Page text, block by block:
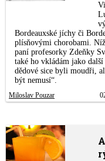
Bordeauxské jíchy či
plísňovými chorobami.
paní profesorky Zdeňky
také ho vkládám jako
dědové sice byli moudři,
být nemusí“.
Miloslav Pouzar